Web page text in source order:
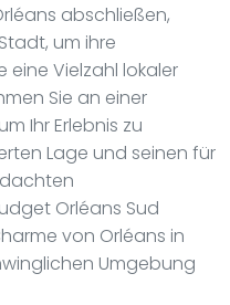
abschließen,
um ihre
eine Vielzahl lokaler
Sie an einer
Ihr Erlebnis zu
Lage und seinen für
Orléans Sud
von Orléans in
Umgebung